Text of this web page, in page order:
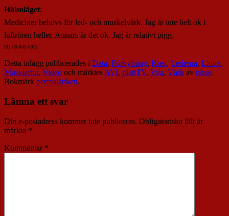
Hälsoläget:
Mediciner behövs för led- och muskelvärk. Jag är inte helt ok i
luftrören heller. Annars är det ok. Jag är relativt pigg.
[01-08-005-005]
Detta inlägg publicerades i Data, Förkylning, Kost, Lederna, Linux,
Musklerna, Video och märktesAVI, plattTV, Vila, Värk av nisse.
Bokmärk permalänken.
Lämna ett svar
Din e-postadress kommer inte publiceras. Obligatoriska fält är
märkta *
Kommentar *